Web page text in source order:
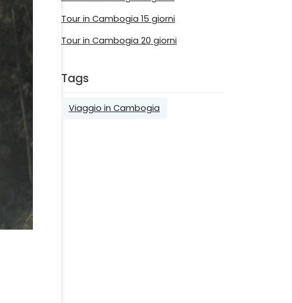
Tour in Cambogia 15 giorni
Tour in Cambogia 20 giorni
Tags
Viaggio in Cambogia